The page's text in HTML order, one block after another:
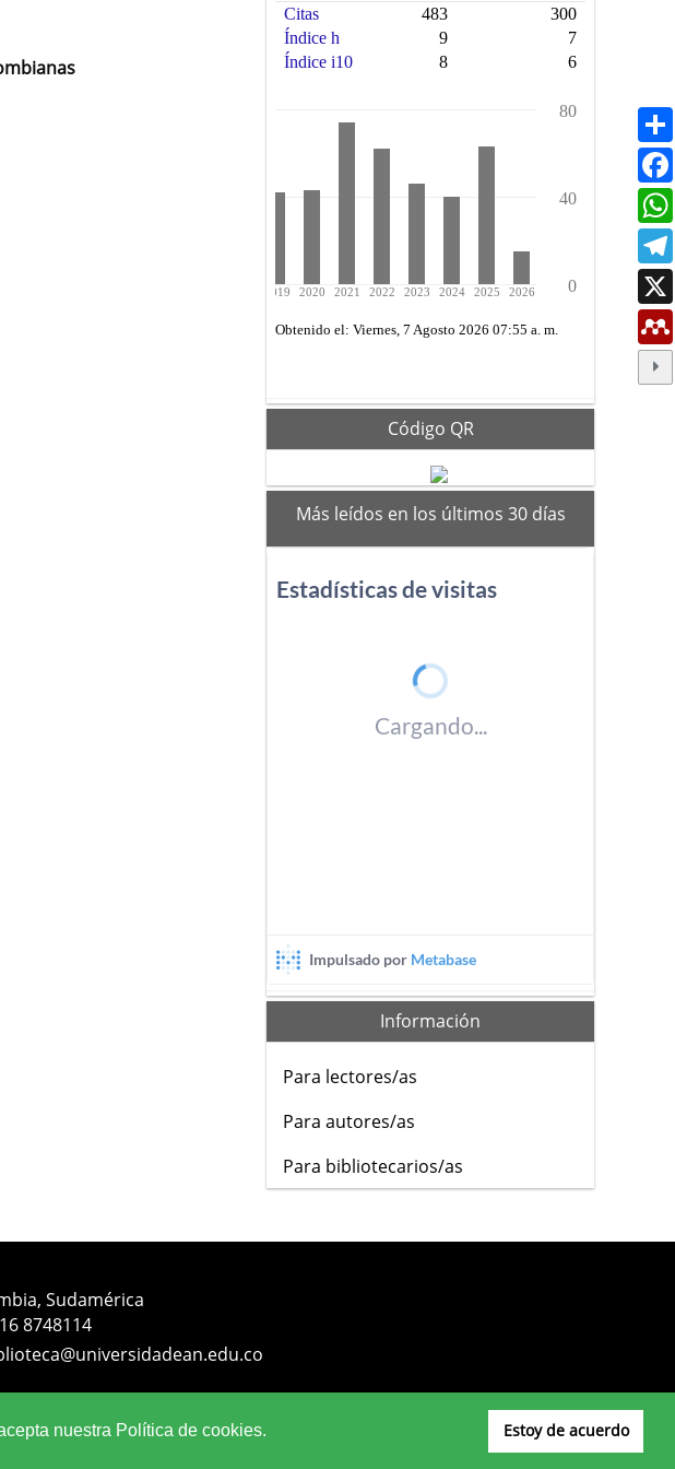
nuestra Política de cookies. Estoy de acuerdo
Código QR
mas-
vistos
Más leídos en los últimos 30 días
Información
Para lectores/as
Para autores/as
Para bibliotecarios/as
Sudamérica
8748114
|